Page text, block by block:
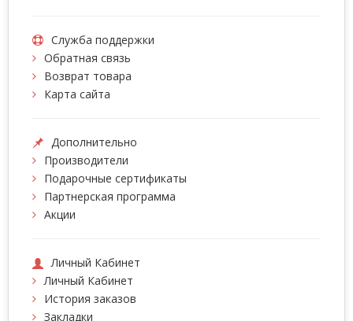
Служба поддержки
Обратная связь
Возврат товара
Карта сайта
Дополнительно
Производители
Подарочные сертификаты
Партнерская программа
Акции
Личный Кабинет
Личный Кабинет
История заказов
Закладки